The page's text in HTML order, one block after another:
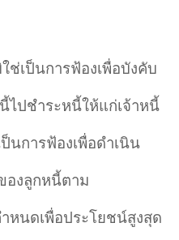
ช่เป็นการฟ้องเพื่อบังคับ
ไปชำระหนี้ให้แก่เจ้าหนี้
นการฟ้องเพื่อดำเนิน
องลูกหนี้ตาม
หนดเพื่อประโยชน์สูงสุด